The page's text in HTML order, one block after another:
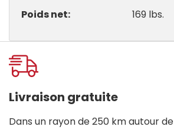
Poids net 169 lbs.
Onglet
personnalisé
Livraison gratuite
Dans un rayon de 250 km autour de